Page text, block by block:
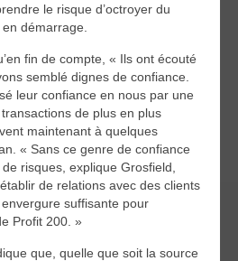
le risque d’octroyer du
démarrage.
fin de compte, « Ils ont écouté
semblé dignes de confiance.
leur confiance en nous par une
de plus en plus
maintenant à quelques
« Sans ce genre de confiance
risques, explique Grosfield,
de relations avec des clients
suffisante pour
Profit 200. »
que, quelle que soit la source